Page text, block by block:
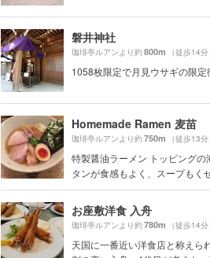
磐井神社
珈琲亭ルアンより約800m （徒歩14分
1058枚限定で月見ウサギの限定
Homemade Ramen 麦苗
珈琲亭ルアンより約750m （徒歩13分
特製醤油ラーメン トッピングの
タンが食感もよく、スープもく
お座敷洋食 入舟
珈琲亭ルアンより約780m （徒歩14分
天国に一番近い洋食店と称えら